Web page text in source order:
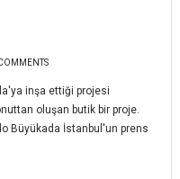
inşa ettiği projesi
oluşan butik bir proje.
Büyükada İstanbul'un prens